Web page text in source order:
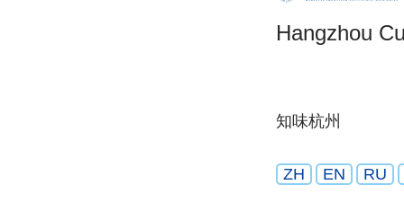
Hangzhou
知味杭州
ZH EN RU